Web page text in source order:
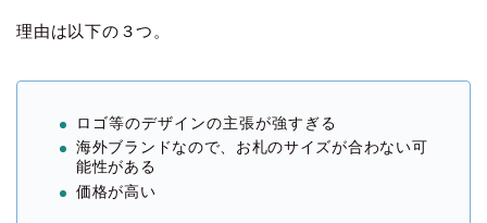
理由は以下の３つ。
ロゴ等のデザインの主張が強すぎる
海外ブランドなので、お札のサイズが合わない可
能性がある
価格が高い